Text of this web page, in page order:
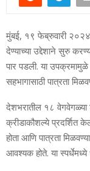
मुंबई, १९ फेब्रुवारी
देण्याच्या उद्देशाने सुरु
पार पडली. या उपक्रमामुळे
सहभागासाठी पात्रता
देशभरातील १८
क्रीडाकौशल्ये प्रदर्शित
होता आणि पात्रता
आवश्यक होते. या